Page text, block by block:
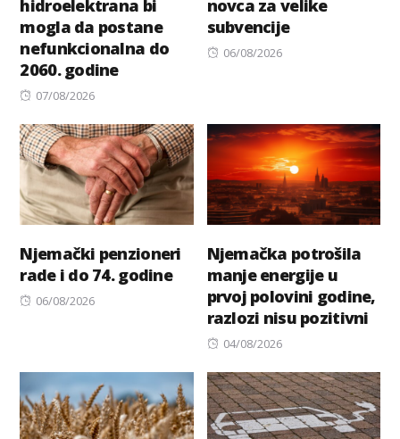
hidroelektrana bi
mogla da postane
nefunkcionalna do
2060. godine
Posted
07/08/2026
novca za velike
subvencije
Posted
06/08/2026
Njemački penzioneri
rade i do 74. godine
Posted
06/08/2026
Njemačka potrošila
manje energije u
prvoj polovini godine,
razlozi nisu pozitivni
Posted
04/08/2026